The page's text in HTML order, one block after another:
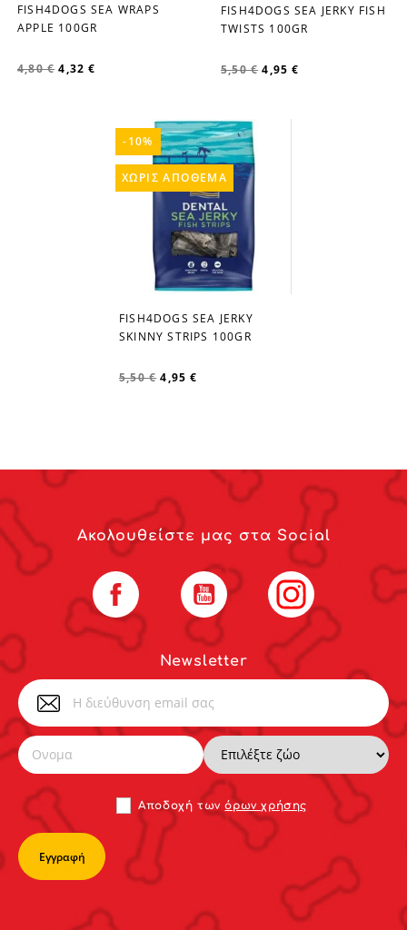
favorite_border
FISH4DOGS SEA WRAPS
APPLE 100GR
4,80 € 4,32 €
favorite_border
FISH4DOGS SEA JERKY FISH
TWISTS 100GR
5,50 € 4,95 €
favorite_border
FISH4DOGS SEA JERKY
SKINNY STRIPS 100GR
5,50 € 4,95 €
-10%
ΧΩΡΊΣ ΑΠΌΘΕΜΑ
Newsletter
Αποδoχή τωνόρων χρήσης
Ακολουθείστε μας στα Social
Facebook YouTube Instagram